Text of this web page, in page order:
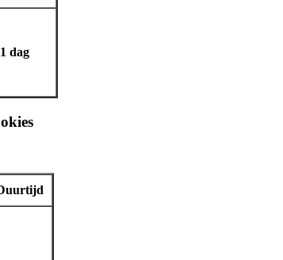
1 dag